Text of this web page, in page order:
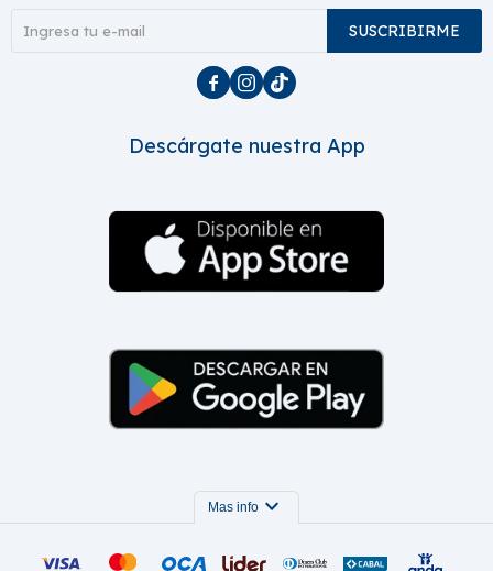
SUSCRIBIRME
  
Descárgate nuestra App
Mas info expand_more